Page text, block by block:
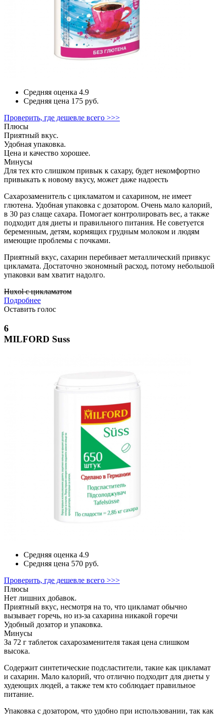
Средняя оценка 4.9
Средняя цена 175 руб.
Проверить, где дешевле всего >>>
Плюсы
Приятный вкус.
Удобная упаковка.
Цена и качество хорошее.
Минусы
Для тех кто слишком привык к сахару, будет некомфортно
привыкать к новому вкусу, может даже надоесть
Сахарозаменитель с цикламатом и сахарином, не имеет
глютена. Удобная упаковка с дозатором. Очень мало калорий,
в 30 раз слаще сахара. Помогает контролировать вес, а также
подходит для диеты и правильного питания. Не советуется
беременным, детям, кормящих грудным молоком и людям
имеющие проблемы с почками.
Приятный вкус, сахарин перебивает металлический привкус
цикламата. Достаточно экономный расход, потому небольшой
упаковки вам хватит надолго.
Huxol с цикламатом
Подробнее
Оставить голос
6
MILFORD Suss
Средняя оценка 4.9
Средняя цена 570 руб.
Проверить, где дешевле всего >>>
Плюсы
Нет лишних добавок.
Приятный вкус, несмотря на то, что цикламат обычно
вызывает горечь, но из-за сахарина никакой горечи
Удобный дозатор и упаковка.
Минусы
За 72 г таблеток сахарозаменителя такая цена слишком
высока.
Содержит синтетические подсластители, такие как цикламат
и сахарин. Мало калорий, что отлично подходит для диеты у
худеющих людей, а также тем кто соблюдает правильное
питание.
Упаковка с дозатором, что удобно при использовании, так как